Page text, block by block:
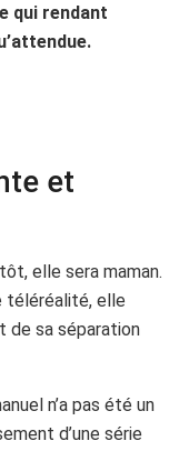
qui rendant
et
elle sera maman.
téléréalité, elle
de sa séparation
n’a pas été un
d’une série